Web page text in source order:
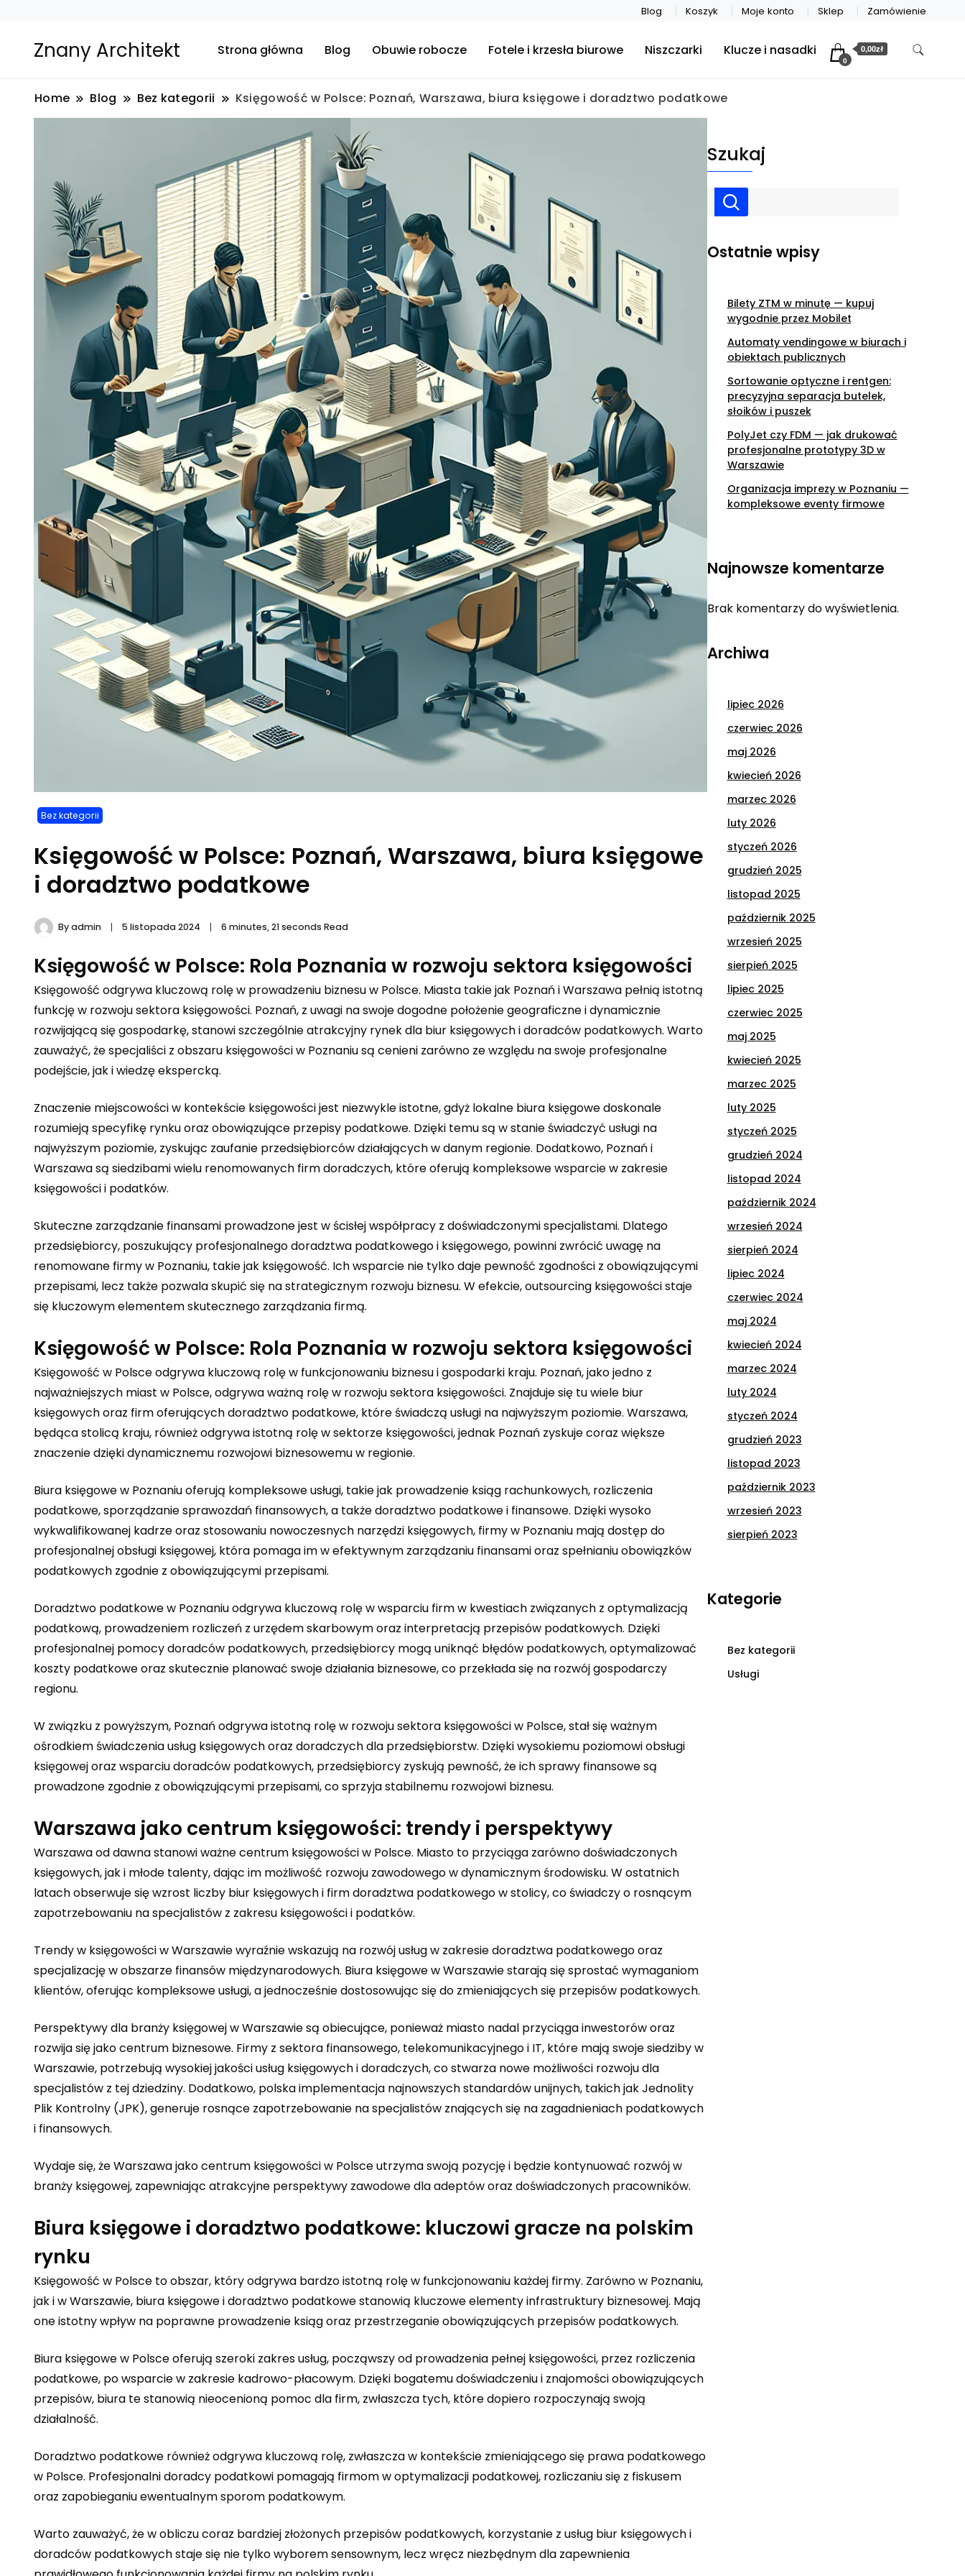
Blog Koszyk Moje konto Sklep Zamówienie
Znany Architekt Strona główna Blog Obuwie robocze Fotele i krzesła biurowe Niszczarki Klucze i nasadki
0
0,00zł
Home Blog Bez kategorii Księgowość w Polsce: Poznań, Warszawa, biura księgowe i doradztwo podatkowe
Bez kategorii
Księgowość w Polsce: Poznań, Warszawa, biura księgowe
i doradztwo podatkowe
Byadmin 5 listopada 2024 6 minutes, 21 seconds Read
Księgowość w Polsce: Rola Poznania w rozwoju sektora księgowości
Księgowość odgrywa kluczową rolę w prowadzeniu biznesu w Polsce. Miasta takie jak Poznań i Warszawa pełnią istotną
funkcję w rozwoju sektora księgowości. Poznań, z uwagi na swoje dogodne położenie geograficzne i dynamicznie
rozwijającą się gospodarkę, stanowi szczególnie atrakcyjny rynek dla biur księgowych i doradców podatkowych. Warto
zauważyć, że specjaliści z obszaru księgowości w Poznaniu są cenieni zarówno ze względu na swoje profesjonalne
podejście, jak i wiedzę ekspercką.
Znaczenie miejscowości w kontekście księgowości jest niezwykle istotne, gdyż lokalne biura księgowe doskonale
rozumieją specyfikę rynku oraz obowiązujące przepisy podatkowe. Dzięki temu są w stanie świadczyć usługi na
najwyższym poziomie, zyskując zaufanie przedsiębiorców działających w danym regionie. Dodatkowo, Poznań i
Warszawa są siedzibami wielu renomowanych firm doradczych, które oferują kompleksowe wsparcie w zakresie
księgowości i podatków.
Skuteczne zarządzanie finansami prowadzone jest w ścisłej współpracy z doświadczonymi specjalistami. Dlatego
przedsiębiorcy, poszukujący profesjonalnego doradztwa podatkowego i księgowego, powinni zwrócić uwagę na
renomowane firmy w Poznaniu, takie jak księgowość. Ich wsparcie nie tylko daje pewność zgodności z obowiązującymi
przepisami, lecz także pozwala skupić się na strategicznym rozwoju biznesu. W efekcie, outsourcing księgowości staje
się kluczowym elementem skutecznego zarządzania firmą.
Księgowość w Polsce: Rola Poznania w rozwoju sektora księgowości
Księgowość w Polsce odgrywa kluczową rolę w funkcjonowaniu biznesu i gospodarki kraju. Poznań, jako jedno z
najważniejszych miast w Polsce, odgrywa ważną rolę w rozwoju sektora księgowości. Znajduje się tu wiele biur
księgowych oraz firm oferujących doradztwo podatkowe, które świadczą usługi na najwyższym poziomie. Warszawa,
będąca stolicą kraju, również odgrywa istotną rolę w sektorze księgowości, jednak Poznań zyskuje coraz większe
znaczenie dzięki dynamicznemu rozwojowi biznesowemu w regionie.
Biura księgowe w Poznaniu oferują kompleksowe usługi, takie jak prowadzenie ksiąg rachunkowych, rozliczenia
podatkowe, sporządzanie sprawozdań finansowych, a także doradztwo podatkowe i finansowe. Dzięki wysoko
wykwalifikowanej kadrze oraz stosowaniu nowoczesnych narzędzi księgowych, firmy w Poznaniu mają dostęp do
profesjonalnej obsługi księgowej, która pomaga im w efektywnym zarządzaniu finansami oraz spełnianiu obowiązków
podatkowych zgodnie z obowiązującymi przepisami.
Doradztwo podatkowe w Poznaniu odgrywa kluczową rolę w wsparciu firm w kwestiach związanych z optymalizacją
podatkową, prowadzeniem rozliczeń z urzędem skarbowym oraz interpretacją przepisów podatkowych. Dzięki
profesjonalnej pomocy doradców podatkowych, przedsiębiorcy mogą uniknąć błędów podatkowych, optymalizować
koszty podatkowe oraz skutecznie planować swoje działania biznesowe, co przekłada się na rozwój gospodarczy
regionu.
W związku z powyższym, Poznań odgrywa istotną rolę w rozwoju sektora księgowości w Polsce, stał się ważnym
ośrodkiem świadczenia usług księgowych oraz doradczych dla przedsiębiorstw. Dzięki wysokiemu poziomowi obsługi
księgowej oraz wsparciu doradców podatkowych, przedsiębiorcy zyskują pewność, że ich sprawy finansowe są
prowadzone zgodnie z obowiązującymi przepisami, co sprzyja stabilnemu rozwojowi biznesu.
Warszawa jako centrum księgowości: trendy i perspektywy
Warszawa od dawna stanowi ważne centrum księgowości w Polsce. Miasto to przyciąga zarówno doświadczonych
księgowych, jak i młode talenty, dając im możliwość rozwoju zawodowego w dynamicznym środowisku. W ostatnich
latach obserwuje się wzrost liczby biur księgowych i firm doradztwa podatkowego w stolicy, co świadczy o rosnącym
zapotrzebowaniu na specjalistów z zakresu księgowości i podatków.
Trendy w księgowości w Warszawie wyraźnie wskazują na rozwój usług w zakresie doradztwa podatkowego oraz
specjalizację w obszarze finansów międzynarodowych. Biura księgowe w Warszawie starają się sprostać wymaganiom
klientów, oferując kompleksowe usługi, a jednocześnie dostosowując się do zmieniających się przepisów podatkowych.
Perspektywy dla branży księgowej w Warszawie są obiecujące, ponieważ miasto nadal przyciąga inwestorów oraz
rozwija się jako centrum biznesowe. Firmy z sektora finansowego, telekomunikacyjnego i IT, które mają swoje siedziby w
Warszawie, potrzebują wysokiej jakości usług księgowych i doradczych, co stwarza nowe możliwości rozwoju dla
specjalistów z tej dziedziny. Dodatkowo, polska implementacja najnowszych standardów unijnych, takich jak Jednolity
Plik Kontrolny (JPK), generuje rosnące zapotrzebowanie na specjalistów znających się na zagadnieniach podatkowych
i finansowych.
Wydaje się, że Warszawa jako centrum księgowości w Polsce utrzyma swoją pozycję i będzie kontynuować rozwój w
branży księgowej, zapewniając atrakcyjne perspektywy zawodowe dla adeptów oraz doświadczonych pracowników.
Biura księgowe i doradztwo podatkowe: kluczowi gracze na polskim
rynku
Księgowość w Polsce to obszar, który odgrywa bardzo istotną rolę w funkcjonowaniu każdej firmy. Zarówno w Poznaniu,
jak i w Warszawie, biura księgowe i doradztwo podatkowe stanowią kluczowe elementy infrastruktury biznesowej. Mają
one istotny wpływ na poprawne prowadzenie ksiąg oraz przestrzeganie obowiązujących przepisów podatkowych.
Biura księgowe w Polsce oferują szeroki zakres usług, począwszy od prowadzenia pełnej księgowości, przez rozliczenia
podatkowe, po wsparcie w zakresie kadrowo-płacowym. Dzięki bogatemu doświadczeniu i znajomości obowiązujących
przepisów, biura te stanowią nieocenioną pomoc dla firm, zwłaszcza tych, które dopiero rozpoczynają swoją
działalność.
Doradztwo podatkowe również odgrywa kluczową rolę, zwłaszcza w kontekście zmieniającego się prawa podatkowego
w Polsce. Profesjonalni doradcy podatkowi pomagają firmom w optymalizacji podatkowej, rozliczaniu się z fiskusem
oraz zapobieganiu ewentualnym sporom podatkowym.
Warto zauważyć, że w obliczu coraz bardziej złożonych przepisów podatkowych, korzystanie z usług biur księgowych i
doradców podatkowych staje się nie tylko wyborem sensownym, lecz wręcz niezbędnym dla zapewnienia
Szukaj
Ostatnie wpisy
Bilety ZTM w minutę — kupuj
wygodnie przez Mobilet
Automaty vendingowe w biurach i
obiektach publicznych
Sortowanie optyczne i rentgen:
precyzyjna separacja butelek,
słoików i puszek
PolyJet czy FDM — jak drukować
profesjonalne prototypy 3D w
Warszawie
Organizacja imprezy w Poznaniu —
kompleksowe eventy firmowe
Najnowsze komentarze
Brak komentarzy do wyświetlenia.
Archiwa
lipiec 2026
czerwiec 2026
maj 2026
kwiecień 2026
marzec 2026
luty 2026
styczeń 2026
grudzień 2025
listopad 2025
październik 2025
wrzesień 2025
sierpień 2025
lipiec 2025
czerwiec 2025
maj 2025
kwiecień 2025
marzec 2025
luty 2025
styczeń 2025
grudzień 2024
listopad 2024
październik 2024
wrzesień 2024
sierpień 2024
lipiec 2024
czerwiec 2024
maj 2024
kwiecień 2024
marzec 2024
luty 2024
styczeń 2024
grudzień 2023
listopad 2023
październik 2023
wrzesień 2023
sierpień 2023
Kategorie
Bez kategorii
Usługi